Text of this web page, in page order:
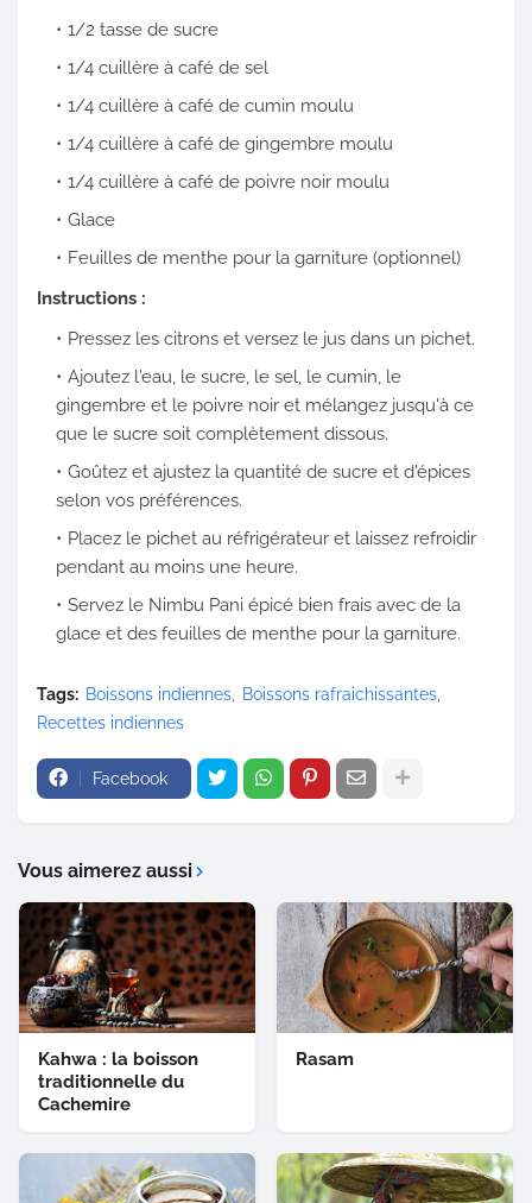
1/2 tasse de sucre
1/4 cuillère à café de sel
1/4 cuillère à café de cumin moulu
1/4 cuillère à café de gingembre moulu
1/4 cuillère à café de poivre noir moulu
Glace
Feuilles de menthe pour la garniture (optionnel)
Instructions :
Pressez les citrons et versez le jus dans un pichet.
Ajoutez l'eau, le sucre, le sel, le cumin, le
gingembre et le poivre noir et mélangez jusqu'à ce
que le sucre soit complètement dissous.
Goûtez et ajustez la quantité de sucre et d'épices
selon vos préférences.
Placez le pichet au réfrigérateur et laissez refroidir
pendant au moins une heure.
Servez le Nimbu Pani épicé bien frais avec de la
glace et des feuilles de menthe pour la garniture.
Tags: Boissons indiennes
Boissons rafraichissantes
Recettes indiennes
Facebook
Vous aimerez aussi
Kahwa : la boisson
traditionnelle du
Cachemire
Rasam